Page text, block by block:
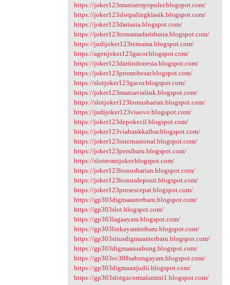
https://joker123maniaterpopuler.blogspot.com/
https://joker123slotpalingklasik.blogspot.com/
https://joker123dariasia.blogspot.com/
https://joker123ternamadaridunia.blogspot.com/
https://judijoker123ternama.blogspot.com/
https://agenjoker123gacor.blogspot.com/
https://joker123dariindonesia.blogspot.com/
https://joker123promobesar.blogspot.com/
https://slotjoker123gacor.blogspot.com/
https://joker123maniavialink.blogspot.com/
https://slotjoker123bonusharian.blogspot.com/
https://judijoker123viaovo.blogspot.com/
https://joker123depokecil.blogspot.com/
https://joker123viabankkalbar.blogspot.com/
https://joker123internasional.blogspot.com/
https://joker123persibaru.blogspot.com/
https://slotresmijoker.blogspot.com/
https://joker123bonusharian.blogspot.com/
https://joker123bonusdeposit.blogspot.com/
https://joker123prosescepat.blogspot.com/
https://gp303digmaanterbaru.blogspot.com/
https://gp303slot.blogspot.com/
https://gp303lagaayam.blogspot.com/
https://gp303linkayamterbaru.blogspot.com/
https://gp303situsdigmaanterbaru.blogspot.com/
https://gp303digmaansabung.blogspot.com/
https://gp303sv388sabungayam.blogspot.com/
https://gp303digmaanjudii.blogspot.com/
https://gp303slotgacormalamini1.blogspot.com/